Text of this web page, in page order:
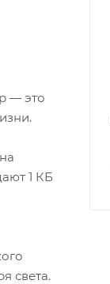
— это
1 КБ
света.